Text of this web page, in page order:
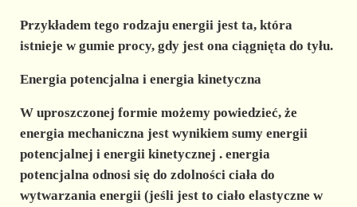
Przykładem tego rodzaju energii jest ta, która
istnieje w gumie procy, gdy jest ona ciągnięta do tyłu.
Energia potencjalna i energia kinetyczna
W uproszczonej formie możemy powiedzieć, że
energia mechaniczna jest wynikiem sumy energii
potencjalnej i energii kinetycznej . energia
potencjalna odnosi się do zdolności ciała do
wytwarzania energii (jeśli jest to ciało elastyczne w